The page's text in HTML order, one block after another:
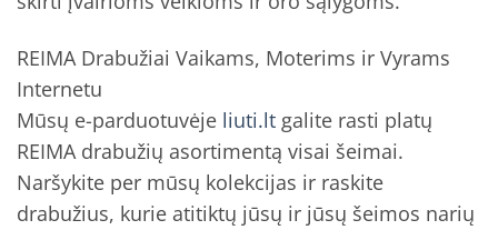
REIMA Drabužiai Vaikams, Moterims ir Vyrams
Internetu
Mūsų e-parduotuvėje liuti.lt galite rasti platų
REIMA drabužių asortimentą visai šeimai.
Naršykite per mūsų kolekcijas ir raskite
drabužius, kurie atitiktų jūsų ir jūsų šeimos narių